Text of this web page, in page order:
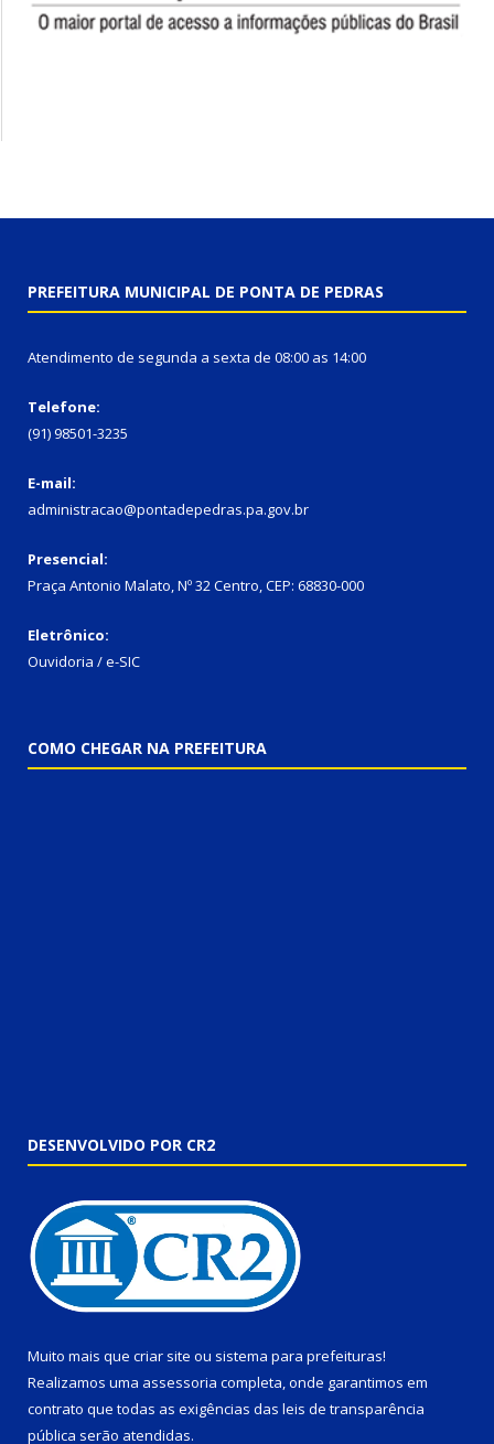
PREFEITURA MUNICIPAL DE PONTA DE PEDRAS
Atendimento de segunda a sexta de 08:00 as 14:00
Telefone:
(91) 98501-3235
E-mail:
administracao@pontadepedras.pa.gov.br
Presencial:
Praça Antonio Malato, Nº 32 Centro, CEP: 68830-000
Eletrônico:
Ouvidoria / e-SIC
COMO CHEGAR NA PREFEITURA
DESENVOLVIDO POR CR2
Muito mais que criar site ou sistema para prefeituras!
Realizamos uma assessoria completa, onde garantimos em
contrato que todas as exigências das leis de transparência
pública serão atendidas.